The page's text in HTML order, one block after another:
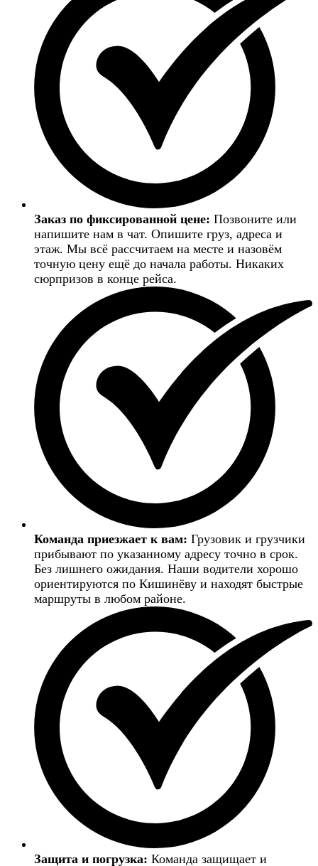
Заказ по фиксированной цене: Позвоните или
напишите нам в чат. Опишите груз, адреса и
этаж. Мы всё рассчитаем на месте и назовём
точную цену ещё до начала работы. Никаких
сюрпризов в конце рейса.
Команда приезжает к вам: Грузовик и грузчики
прибывают по указанному адресу точно в срок.
Без лишнего ожидания. Наши водители хорошо
ориентируются по Кишинёву и находят быстрые
маршруты в любом районе.
Защита и погрузка: Команда защищает и